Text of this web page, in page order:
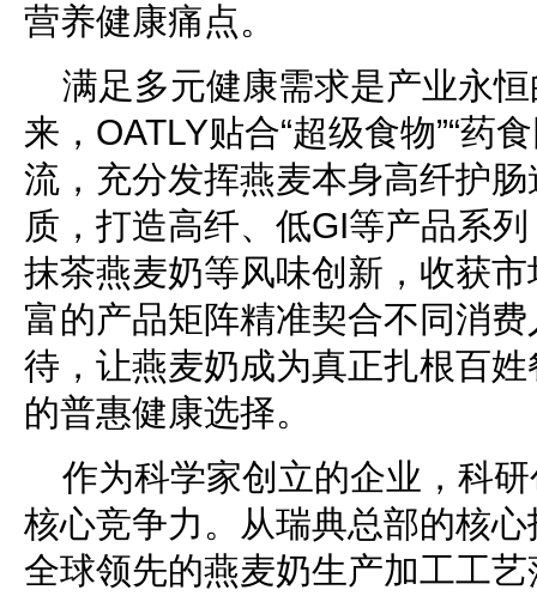
营养健康痛点。
满足多元健康需求是产业永
来，OATLY贴合“超级食物”“药
流，充分发挥燕麦本身高纤护
质，打造高纤、低GI等产品系
抹茶燕麦奶等风味创新，收获
富的产品矩阵精准契合不同消
待，让燕麦奶成为真正扎根百
的普惠健康选择。
作为科学家创立的企业，科
核心竞争力。从瑞典总部的核
全球领先的燕麦奶生产加工工